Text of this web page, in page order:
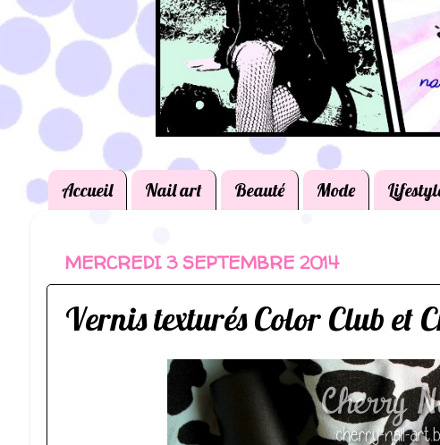
Accueil Nail art Beauté Mode
MERCREDI 3 SEPTEMBRE 2014
Vernis texturés Color Club et